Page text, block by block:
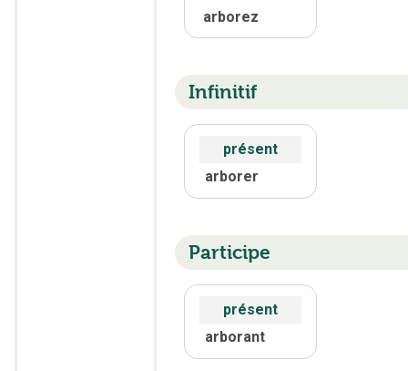
arborez
Infinitif
présent
arborer
Participe
présent
arborant